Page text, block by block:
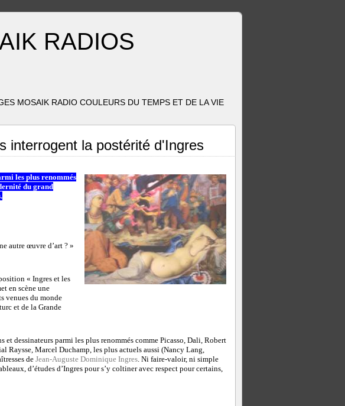
RADIOS
MOSAIK RADIO COULEURS DU TEMPS ET DE LA VIE
interrogent la postérité d'Ingres
les plus renommés
du grand
autre œuvre d’art ? »
« Ingres et les
en scène une
venues du monde
et de la Grande
et dessinateurs parmi les plus renommés comme Picasso, Dali, Robert
Raysse, Marcel Duchamp, les plus actuels aussi (Nancy Lang,
de Jean-Auguste Dominique Ingres. Ni faire-valoir, ni simple
d’études d’Ingres pour s’y coltiner avec respect pour certains,